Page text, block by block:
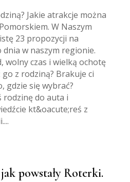
Jakie atrakcje można
W Naszym
23 propozycji na
w naszym regionie.
wolny czas i wielką ochotę
go z rodziną? Brakuje ci
gdzie się wybrać?
rodzinę do auta i
kt&oacute;reś z
powstały Roterki.